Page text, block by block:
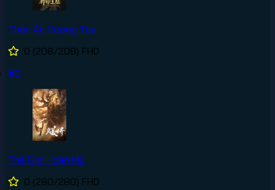
Thần Ấn Vương Tọa
0 (208/208) FHD
#9
Thế Giới Hoàn Mỹ
0 (280/280) FHD